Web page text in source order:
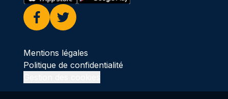
Facebook
Twitter
Mentions légales
Politique de confidentialité